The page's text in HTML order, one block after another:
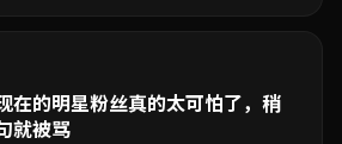
在的明星粉丝真的太可怕了，稍
就被骂